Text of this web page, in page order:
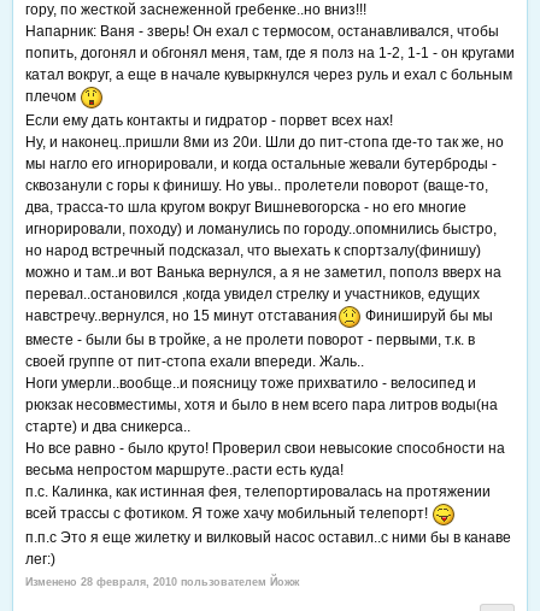
гору, по жесткой заснеженной гребенке..но вниз!!!
Напарник: Ваня - зверь! Он ехал с термосом, останавливался, чтобы
попить, догонял и обгонял меня, там, где я полз на 1-2, 1-1 - он кругами
катал вокруг, а еще в начале кувыркнулся через руль и ехал с больным
плечом
Если ему дать контакты и гидратор - порвет всех нах!
Ну, и наконец..пришли 8ми из 20и. Шли до пит-стопа где-то так же, но
мы нагло его игнорировали, и когда остальные жевали бутерброды -
сквозанули с горы к финишу. Но увы.. пролетели поворот (ваще-то,
два, трасса-то шла кругом вокруг Вишневогорска - но его многие
игнорировали, походу) и ломанулись по городу..опомнились быстро,
но народ встречный подсказал, что выехать к спортзалу(финишу)
можно и там..и вот Ванька вернулся, а я не заметил, пополз вверх на
перевал..остановился ,когда увидел стрелку и участников, едущих
навстречу..вернулся, но 15 минут отставания
Финишируй бы мы
вместе - были бы в тройке, а не пролети поворот - первыми, т.к. в
своей группе от пит-стопа ехали впереди. Жаль..
Ноги умерли..вообще..и поясницу тоже прихватило - велосипед и
рюкзак несовместимы, хотя и было в нем всего пара литров воды(на
старте) и два сникерса..
Но все равно - было круто! Проверил свои невысокие способности на
весьма непростом маршруте..расти есть куда!
п.с. Калинка, как истинная фея, телепортировалась на протяжении
всей трассы с фотиком. Я тоже хачу мобильный телепорт!
п.п.с Это я еще жилетку и вилковый насос оставил..с ними бы в канаве
лег:)
Изменено 28 февраля, 2010 пользователем Йожж